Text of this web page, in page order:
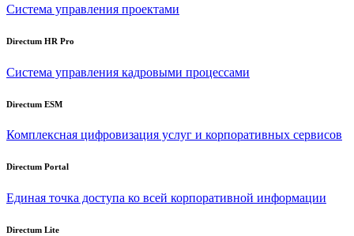
Система управления проектами
Directum HR Pro
Система управления кадровыми процессами
Directum ESM
Комплексная цифровизация услуг и корпоративных сервисов
Directum Portal
Единая точка доступа ко всей корпоративной информации
Directum Lite